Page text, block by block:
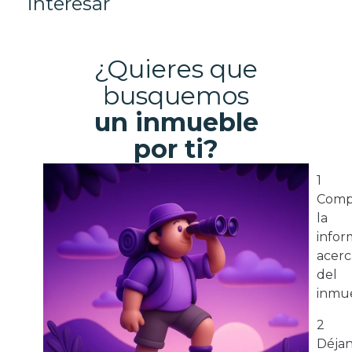
¿Quieres que
busquemos
un inmueble
por ti?
1
la
del
2